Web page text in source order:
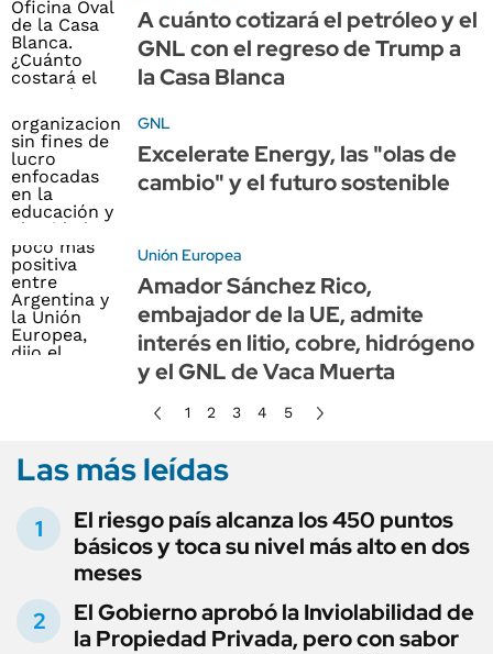
A cuánto cotizará el petróleo y el
GNL con el regreso de Trump a
la Casa Blanca
GNL
Excelerate Energy, las "olas de
cambio" y el futuro sostenible
Unión Europea
Amador Sánchez Rico,
embajador de la UE, admite
interés en litio, cobre, hidrógeno
y el GNL de Vaca Muerta
1 2 3 4 5
Las más leídas
El riesgo país alcanza los 450 puntos
básicos y toca su nivel más alto en dos
meses
El Gobierno aprobó la Inviolabilidad de
la Propiedad Privada, pero con sabor